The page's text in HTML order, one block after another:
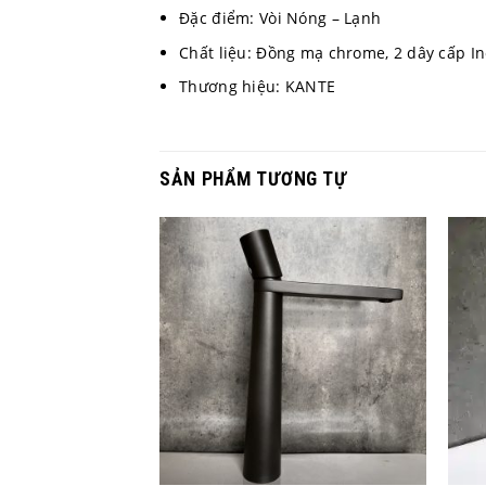
Đặc điểm: Vòi Nóng – Lạnh
Chất liệu: Đồng mạ chrome, 2 dây cấp
Thương hiệu: KANTE
SẢN PHẨM TƯƠNG TỰ